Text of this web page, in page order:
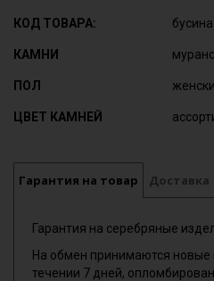
КОД ТОВАРА:
КАМНИ
ПОЛ
ЦВЕТ КАМНЕЙ
Гарантия на товар Доставка
Гарантия на серебряные
На обмен принимаются новые
течении 7 дней,